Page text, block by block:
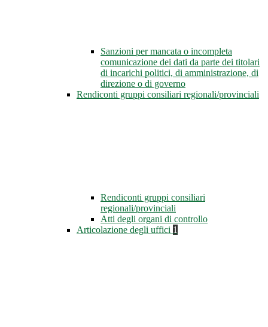
Sanzioni per mancata o incompleta
comunicazione dei dati da parte dei titolari
di incarichi politici, di amministrazione, di
direzione o di governo
Rendiconti gruppi consiliari regionali/provinciali
Rendiconti gruppi consiliari
regionali/provinciali
Atti degli organi di controllo
Articolazione degli uffici 1